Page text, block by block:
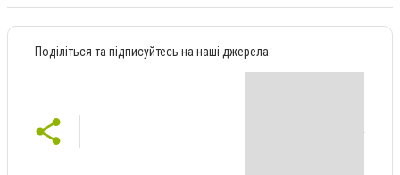
Поділіться та підписуйтесь на наші джерела